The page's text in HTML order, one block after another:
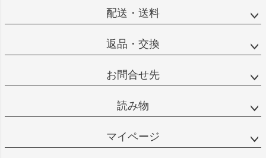
配送・送料
返品・交換
お問合せ先
読み物
マイページ